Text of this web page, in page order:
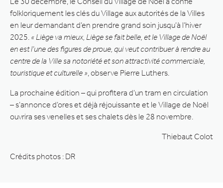
folkloriquement les clés du Village aux autorités de la Villes
en leur demandant d’en prendre grand soin jusqu’à l’hiver
2025. « Liège va mieux, Liège se fait belle, et le Village de Noël
en est l’une des figures de proue, qui veut contribuer à rendre au
centre de la Ville sa notoriété et son attractivité commerciale,
touristique et culturelle » , observe Pierre Luthers.
La prochaine édition – qui profitera d’un tram en circulation
– s’annonce d’ores et déjà réjouissante et le Village de Noël
ouvrira ses venelles et ses chalets dès le 28 novembre.
Thiebaut Colot
Crédits photos : DR